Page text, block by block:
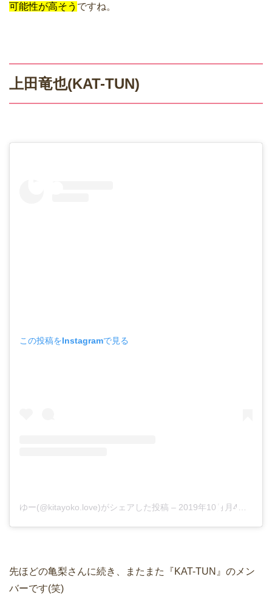
可能性が高そう ですね。
上田竜也(KAT-TUN)
この投稿をInstagramで見る
ゆー(@kitayoko.love)がシェアした投稿 – 2019年10月月4日午前1時34分PDT
先ほどの亀梨さんに続き、またまた『KAT-TUN』のメン
バーです(笑)